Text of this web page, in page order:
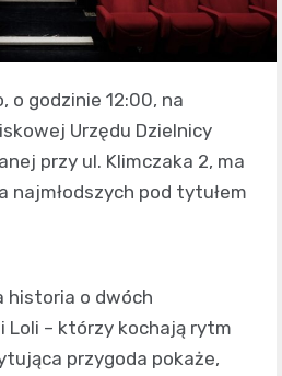
o godzinie 12:00, na
Urzędu Dzielnicy
przy ul. Klimczaka 2, ma
najmłodszych pod tytułem
historia o dwóch
Loli – którzy kochają rytm
przygoda pokaże,